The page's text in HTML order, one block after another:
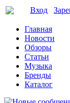
Вход
Главная
Новости
Обзоры
Статьи
Музыка
Бренды
Каталог